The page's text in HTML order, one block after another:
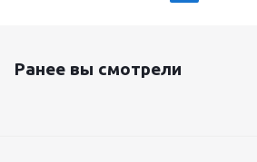
Ранее вы смотрели